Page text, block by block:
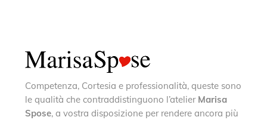
Competenza, Cortesia e professionalità, queste sono
le qualità che contraddistinguono l’atelier Marisa
Spose, a vostra disposizione per rendere ancora più